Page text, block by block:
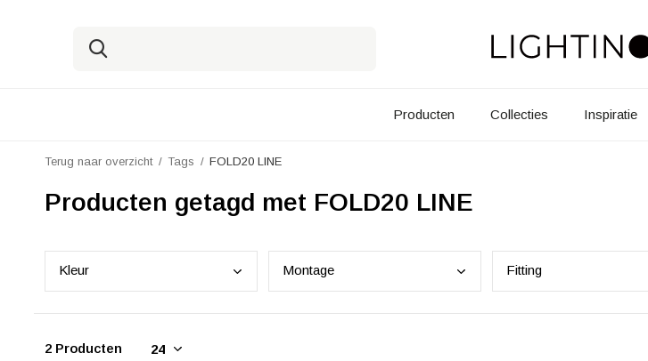
Producten Collecties Inspiratie
Terug naar overzicht Tags FOLD20 LINE
Producten getagd met FOLD20 LINE
Kleur Montage Fitting
2 Producten